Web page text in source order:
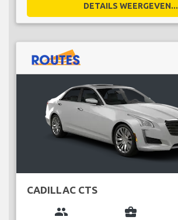
DETAILS WEERGEVEN...
CADILLAC CTS
group business_center